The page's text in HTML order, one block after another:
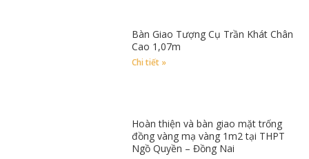
Bàn Giao Tượng Cụ Trần Khát Chân
Cao 1,07m
Chi tiết »
Hoàn thiện và bàn giao mặt trống
đồng vàng mạ vàng 1m2 tại THPT
Ngồ Quyền – Đồng Nai